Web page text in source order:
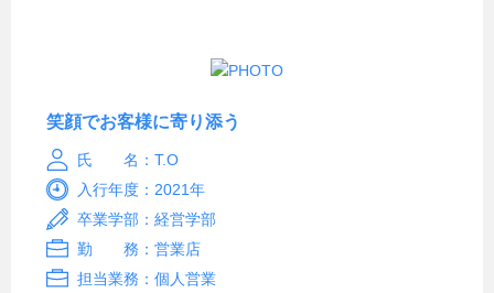
笑顔でお客様に寄り添う
氏 名：T.O
入行年度：2021年
卒業学部：経営学部
勤 務：営業店
担当業務：個人営業